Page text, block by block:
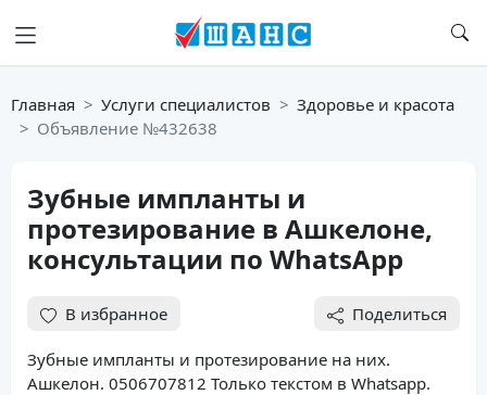
Главная Услуги специалистов
Здоровье и красота
Объявление №432638
Зубные импланты и
протезирование в Ашкелоне,
консультации по WhatsApp
В избранное Поделиться
Зубные импланты и протезирование на них.
Ашкелон. 0506707812 Только текстом в Whatsapp.